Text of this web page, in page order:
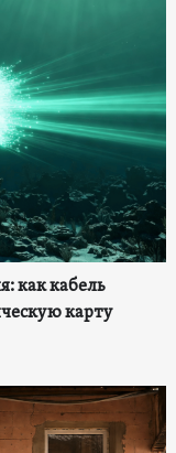
как кабель
карту